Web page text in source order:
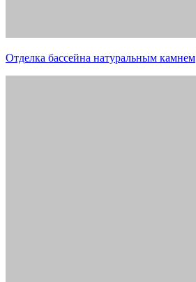
Отделка бассейна натуральным камнем